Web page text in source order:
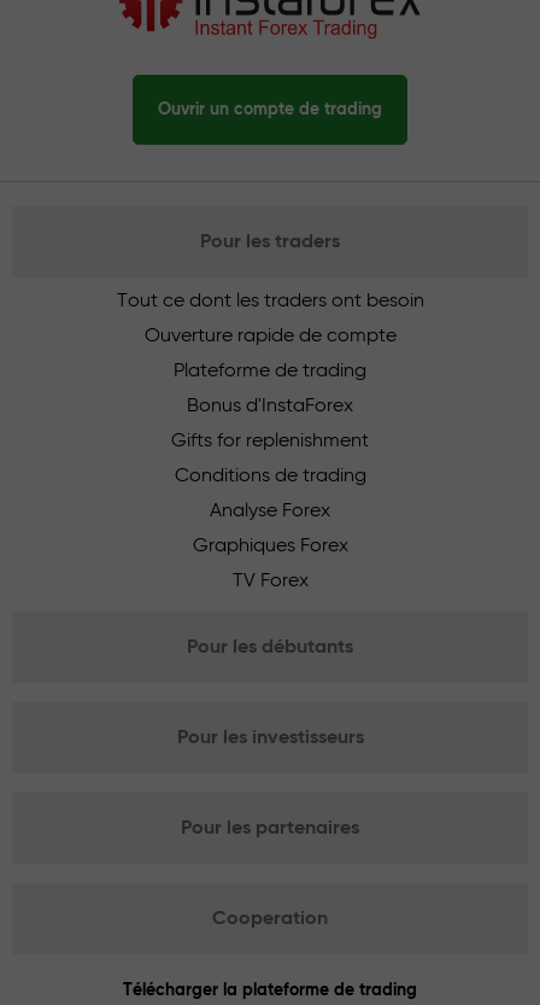
Ouvrir un compte de trading
Pour les traders
Tout ce dont les traders ont besoin
Ouverture rapide de compte
Plateforme de trading
Bonus d'InstaForex
Gifts for replenishment
Conditions de trading
Analyse Forex
Graphiques Forex
TV Forex
Pour les débutants
Pour les investisseurs
Pour les partenaires
Cooperation
Télécharger la plateforme de trading